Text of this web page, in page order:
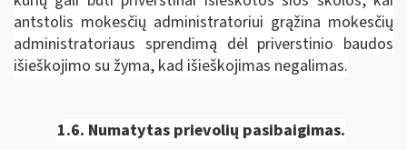
antstolis mokesčių administratoriui grąžina mokesčių
administratoriaus sprendimą dėl priverstinio baudos
išieškojimo su žyma, kad išieškojimas negalimas.
1.6. Numatytas prievolių pasibaigimas.